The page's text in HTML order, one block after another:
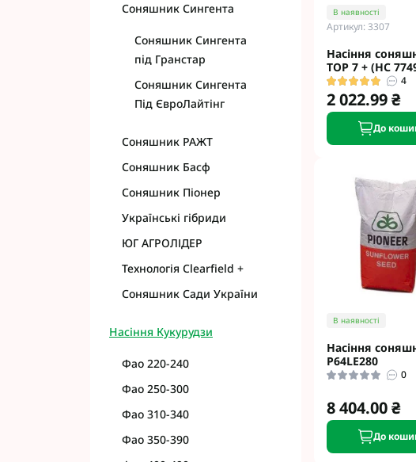
Соняшник Сингента
Соняшник Сингента
під Гранстар
Соняшник Сингента
Під ЄвроЛайтінг
Cоняшник РАЖТ
Соняшник Басф
Соняшник Піонер
Українські гібриди
ЮГ АГРОЛІДЕР
Технологія Clearfield +
Соняшник Сади України
Насіння Кукурудзи
Фао 220-240
Фао 250-300
Фао 310-340
Фао 350-390
В наявності
Артикул: 3307
Насіння
ТОР 7 + (НС
4
2 022.99 ₴
До
В наявності
Насіння
P64LE280
0
8 404.00 ₴
До